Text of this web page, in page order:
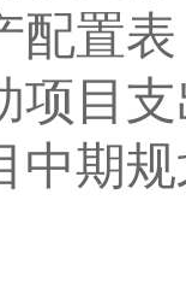
配置表
项目
中期